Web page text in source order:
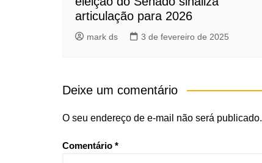
articulação para 2026
mark ds 3 de fevereiro de 2025
Deixe um comentário
O seu endereço de e-mail não será publicado.
Comentário *